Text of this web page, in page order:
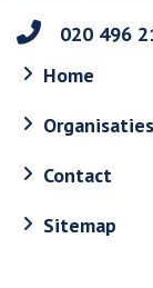
020 496
Home
Organisaties
Contact
Sitemap